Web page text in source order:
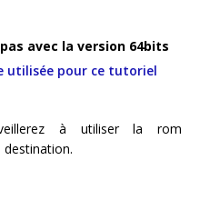
avec la version 64bits
utilisée pour ce tutoriel
à utiliser la rom